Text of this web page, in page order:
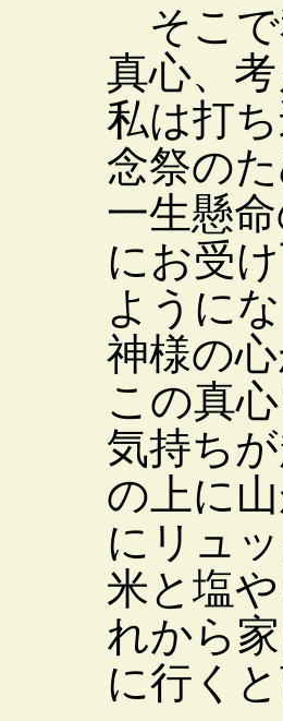
そこで
真心、
私は打
念祭の
一生懸
にお受
ように
神様の
この真
気持ち
の上に
にリュ
米と塩
れから
に行く